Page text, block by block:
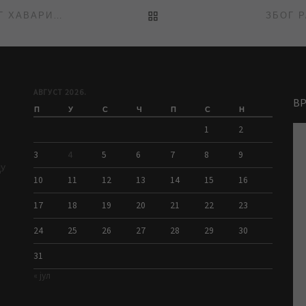
ПРЕКИНУТО ВОДОСНАБДЕВАЊЕ НА ЛЕСНИНИ ЗБОГ ХАВАРИЈЕ BACK TO POST LISTЗБОГ
АВГУСТ 2026.
П У С Ч П С Н
1 2
3 4 5 6 7 8 9
10 11 12 13 14 15 16
17 18 19 20 21 22 23
24 25 26 27 28 29 30
31
« јул